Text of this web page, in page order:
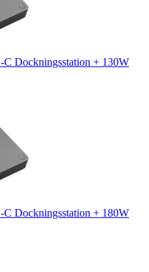
Dockningsstation + 130W
Dockningsstation + 180W